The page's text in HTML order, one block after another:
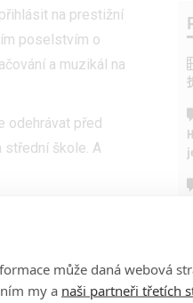
na prestižní
poselstvím o
a muzikál na
odehrávat před
střední škole. A
rodiny.
svět). Witherspoon u
může daná webová
my a naši partneři třetích